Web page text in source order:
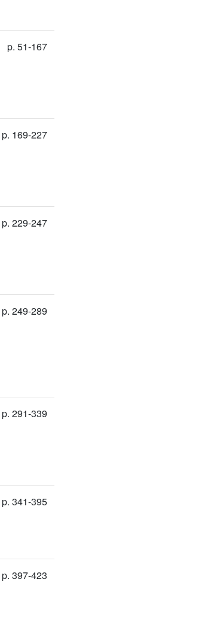
p. 51-167
p. 169-227
p. 229-247
p. 249-289
p. 291-339
p. 341-395
p. 397-423